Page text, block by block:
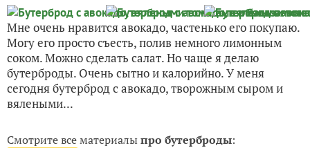
Мне очень нравится авокадо, частенько его покупаю.
Могу его просто съесть, полив немного лимонным
соком. Можно сделать салат. Но чаще я делаю
бутерброды. Очень сытно и калорийно. У меня
сегодня бутерброд с авокадо, творожным сыром и
вялеными...
Смотрите все материалыпро бутерброды: